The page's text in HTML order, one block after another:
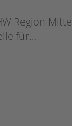
Region
für…